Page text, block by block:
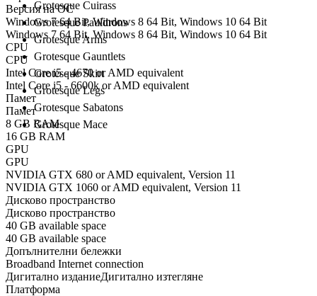
Grotesque Cuirass
Grotesque Pauldrons
Grotesque Arms
Grotesque Gauntlets
Grotesque Skirt
Grotesque Legs
Grotesque Sabatons
Grotesque Mace
Версия на ОС
Windows 7 64 Bit, Windows 8 64 Bit, Windows 10 64 Bit
Windows 7 64 Bit, Windows 8 64 Bit, Windows 10 64 Bit
CPU
CPU
Intel Core i5 - 4670 or AMD equivalent
Intel Core i5 - 6600k or AMD equivalent
Памет
Памет
8 GB RAM
16 GB RAM
GPU
GPU
NVIDIA GTX 680 or AMD equivalent, Version 11
NVIDIA GTX 1060 or AMD equivalent, Version 11
Дисково пространство
Дисково пространство
40 GB available space
40 GB available space
Допълнителни бележки
Broadband Internet connection
Дигитално изданиеДигитално изтегляне
Платформа